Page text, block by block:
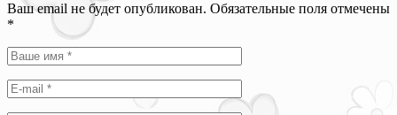
Ваш email не будет опубликован. Обязательные поля отмечены
*